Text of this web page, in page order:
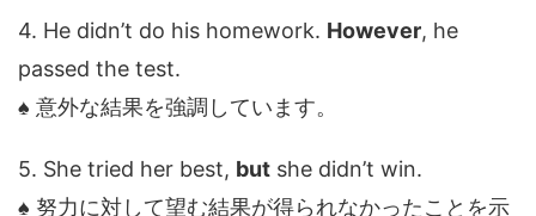
4. He didn’t do his homework. However, he
passed the test.
♠ 意外な結果を強調しています。
5. She tried her best, but she didn’t win.
♠ 努力に対して望む結果が得られなかったことを示